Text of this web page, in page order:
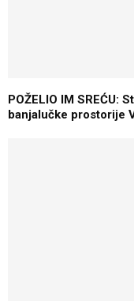
POŽELIO IM SREĆU:
banjalučke prostorije